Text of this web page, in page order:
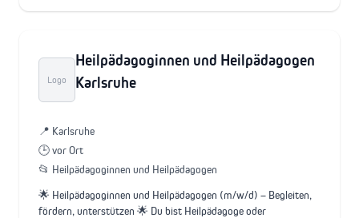
Logo
Heilpädagoginnen und Heilpädagogen
Karlsruhe
📍 Karlsruhe
🕒 vor Ort
📂 Heilpädagoginnen und Heilpädagogen
🌟 Heilpädagoginnen und Heilpädagogen (m/w/d) – Begleiten,
fördern, unterstützen 🌟 Du bist Heilpädagoge oder